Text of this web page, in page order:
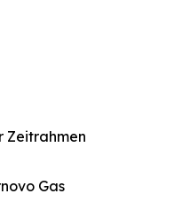
Zeitrahmen
Gas